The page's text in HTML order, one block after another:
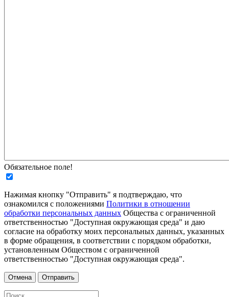
Обязательное поле!
Нажимая кнопку "Отправить" я подтверждаю, что
ознакомился с положениями Политики в отношении
обработки персональных данных Общества с ограниченной
ответственностью "Доступная окружающая среда" и даю
согласие на обработку моих персональных данных, указанных
в форме обращения, в соответствии с порядком обработки,
установленным Обществом с ограниченной
ответственностью "Доступная окружающая среда".